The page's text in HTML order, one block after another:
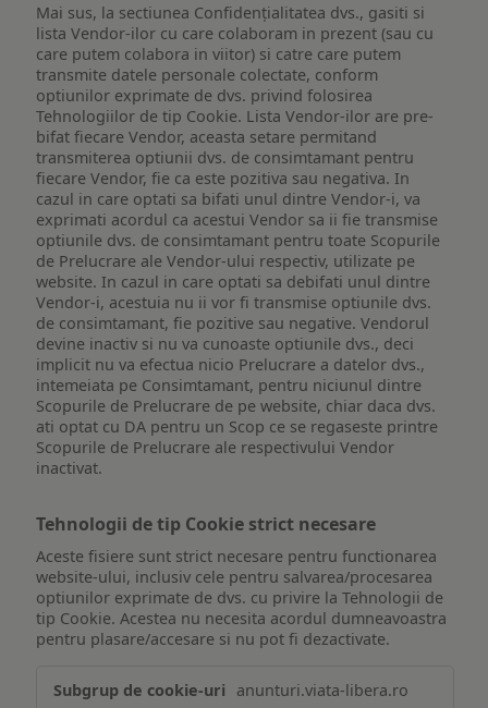
Mai sus, la sectiunea Confidențialitatea dvs., gasiti si
lista Vendor-ilor cu care colaboram in prezent (sau cu
care putem colabora in viitor) si catre care putem
transmite datele personale colectate, conform
optiunilor exprimate de dvs. privind folosirea
Tehnologiilor de tip Cookie. Lista Vendor-ilor are pre-
bifat fiecare Vendor, aceasta setare permitand
transmiterea optiunii dvs. de consimtamant pentru
fiecare Vendor, fie ca este pozitiva sau negativa. In
cazul in care optati sa bifati unul dintre Vendor-i, va
exprimati acordul ca acestui Vendor sa ii fie transmise
optiunile dvs. de consimtamant pentru toate Scopurile
de Prelucrare ale Vendor-ului respectiv, utilizate pe
website. In cazul in care optati sa debifati unul dintre
Vendor-i, acestuia nu ii vor fi transmise optiunile dvs.
de consimtamant, fie pozitive sau negative. Vendorul
devine inactiv si nu va cunoaste optiunile dvs., deci
implicit nu va efectua nicio Prelucrare a datelor dvs.,
intemeiata pe Consimtamant, pentru niciunul dintre
Scopurile de Prelucrare de pe website, chiar daca dvs.
ati optat cu DA pentru un Scop ce se regaseste printre
Scopurile de Prelucrare ale respectivului Vendor
inactivat.
Tehnologii de tip Cookie strict necesare
Aceste fisiere sunt strict necesare pentru functionarea
website-ului, inclusiv cele pentru salvarea/procesarea
optiunilor exprimate de dvs. cu privire la Tehnologii de
tip Cookie. Acestea nu necesita acordul dumneavoastra
pentru plasare/accesare si nu pot fi dezactivate.
de
anunturi.viata-libera.ro